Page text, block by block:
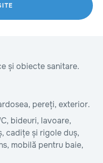
și obiecte sanitare.
pereți, exterior.
bideuri, lavoare,
cadițe și rigole duș,
mobilă pentru baie,